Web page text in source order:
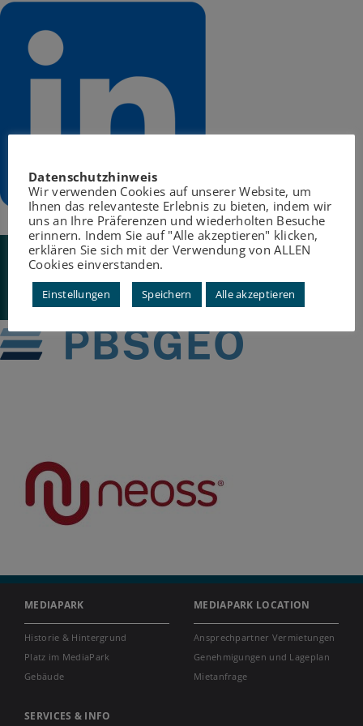
MEDIAPARK
Historie & Hintergrund
Platz im MediaPark
Gebäude
MEDIAPARK LOCATION
Ansprechpartner Vermietungen
Genehmigungen und Lageplan
Mietanfrage
SERVICES & INFO
Datenschutzhinweis
Wir verwenden Cookies auf unserer Website, um
Ihnen das relevanteste Erlebnis zu bieten, indem wir
uns an Ihre Präferenzen und wiederholten Besuche
erinnern. Indem Sie auf "Alle akzeptieren" klicken,
erklären Sie sich mit der Verwendung von ALLEN
Cookies einverstanden.
Einstellungen Speichern Alle akzeptieren